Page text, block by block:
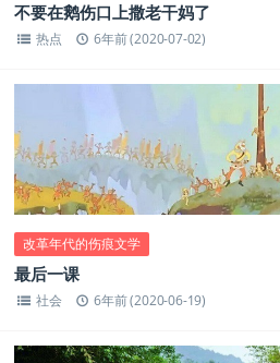
不要在鹅伤口上撒老干妈了
热点 6年前 (2020-07-02)
改革年代的伤痕文学
最后一课
社会 6年前 (2020-06-19)